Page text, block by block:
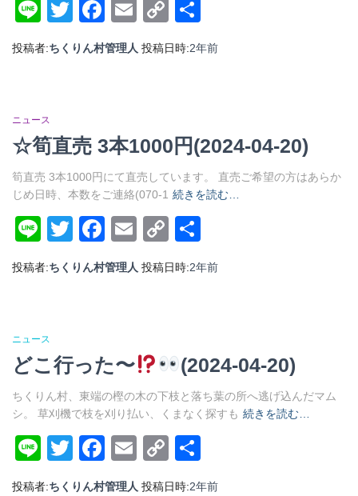
LineTwitterFacebook
EmailCopy
Link
有
投稿者:ちくりん村管理人 投稿日時:2年前
ニュース
☆筍直売 3本1000円(2024-04-20)
筍直売 3本1000円にて直売しています。 直売ご希望の方はあらか
じめ日時、本数をご連絡(070-1 続きを読む…
LineTwitterFacebook
EmailCopy
Link
有
投稿者:ちくりん村管理人 投稿日時:2年前
ニュース
どこ行った〜 (2024-04-20)
ちくりん村、東端の樫の木の下枝と落ち葉の所へ逃げ込んだマム
シ。 草刈機で枝を刈り払い、くまなく探すも 続きを読む…
LineTwitterFacebook
EmailCopy
Link
有
投稿者:ちくりん村管理人 投稿日時:2年前